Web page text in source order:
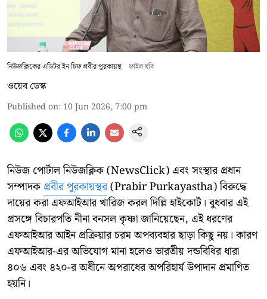
নিউজক্লিকের এডিটর ইন চিফ প্রবীর পুরকায়স্থ ফাইল ছবি
ওয়েব ডেস্ক
Published on: 10 Jun 2026, 7:00 pm
নিউজ পোর্টাল নিউজক্লিক (NewsClick) এবং সংস্থার প্রধান
সম্পাদক প্রবীর পুরকায়স্থর(Prabir Purkayastha) বিরুদ্ধে
দায়ের করা এফআইআর খারিজ করল দিল্লি হাইকোর্ট। বুধবার এই
প্রসঙ্গে বিচারপতি নীনা বনসল কৃষ্ণা জানিয়েছেন, এই ধরণের
এফআইআর আইন প্রক্রিয়ার চরম অপব্যবহার ছাড়া কিছু নয়। কারণ
এফআইআর-এর অভিযোগ মানা হলেও ভারতীয় দন্ডবিধির ধারা
৪০৬ এবং ৪২০-র অধীনে অপরাধের অপরিহার্য উপাদান প্রমাণিত
হয়নি।